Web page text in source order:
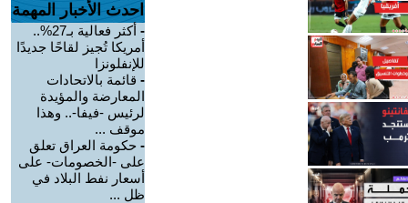
احدث الأخبار المهمة
-
أكثر فعالية بـ27%..
أمريكا تُجيز لقاحًا جديدًا
للإنفلونزا
- قائمة بالاتحادات
المعارضة والمؤيدة
لرئيس -فيفا-.. وهذا
موقف ...
- حكومة العراق تعلق
على -الخصومات- على
أسعار نفط البلاد في
ظل ...